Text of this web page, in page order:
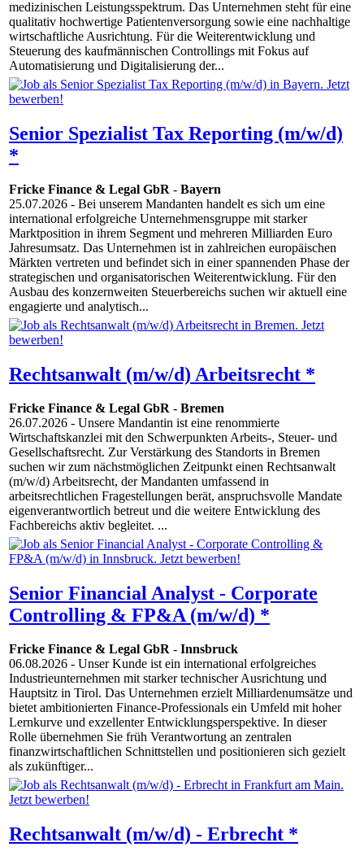
medizinischen Leistungsspektrum. Das Unternehmen steht für eine
qualitativ hochwertige Patientenversorgung sowie eine nachhaltige
wirtschaftliche Ausrichtung. Für die Weiterentwicklung und
Steuerung des kaufmännischen Controllings mit Fokus auf
Automatisierung und Digitalisierung der...
Senior Spezialist Tax Reporting (m/w/d)
*
Fricke Finance & Legal GbR - Bayern
25.07.2026 - Bei unserem Mandanten handelt es sich um eine
international erfolgreiche Unternehmensgruppe mit starker
Marktposition in ihrem Segment und mehreren Milliarden Euro
Jahresumsatz. Das Unternehmen ist in zahlreichen europäischen
Märkten vertreten und befindet sich in einer spannenden Phase der
strategischen und organisatorischen Weiterentwicklung. Für den
Ausbau des konzernweiten Steuerbereichs suchen wir aktuell eine
engagierte und analytisch...
Rechtsanwalt (m/w/d) Arbeitsrecht *
Fricke Finance & Legal GbR - Bremen
26.07.2026 - Unsere Mandantin ist eine renommierte
Wirtschaftskanzlei mit den Schwerpunkten Arbeits-, Steuer- und
Gesellschaftsrecht. Zur Verstärkung des Standorts in Bremen
suchen wir zum nächstmöglichen Zeitpunkt einen Rechtsanwalt
(m/w/d) Arbeitsrecht, der Mandanten umfassend in
arbeitsrechtlichen Fragestellungen berät, anspruchsvolle Mandate
eigenverantwortlich betreut und die weitere Entwicklung des
Fachbereichs aktiv begleitet. ...
Senior Financial Analyst - Corporate
Controlling & FP&A (m/w/d) *
Fricke Finance & Legal GbR - Innsbruck
06.08.2026 - Unser Kunde ist ein international erfolgreiches
Industrieunternehmen mit starker technischer Ausrichtung und
Hauptsitz in Tirol. Das Unternehmen erzielt Milliardenumsätze und
bietet ambitionierten Finance-Professionals ein Umfeld mit hoher
Lernkurve und exzellenter Entwicklungsperspektive. In dieser
Rolle übernehmen Sie früh Verantwortung an zentralen
finanzwirtschaftlichen Schnittstellen und positionieren sich gezielt
als zukünftiger...
Rechtsanwalt (m/w/d) - Erbrecht *